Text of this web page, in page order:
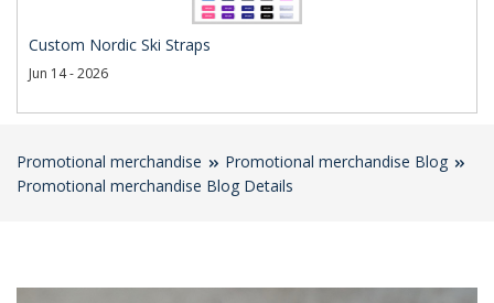
Custom Nordic Ski Straps
Jun 14 - 2026
Promotional merchandise
Promotional merchandise Blog
Promotional merchandise Blog Details